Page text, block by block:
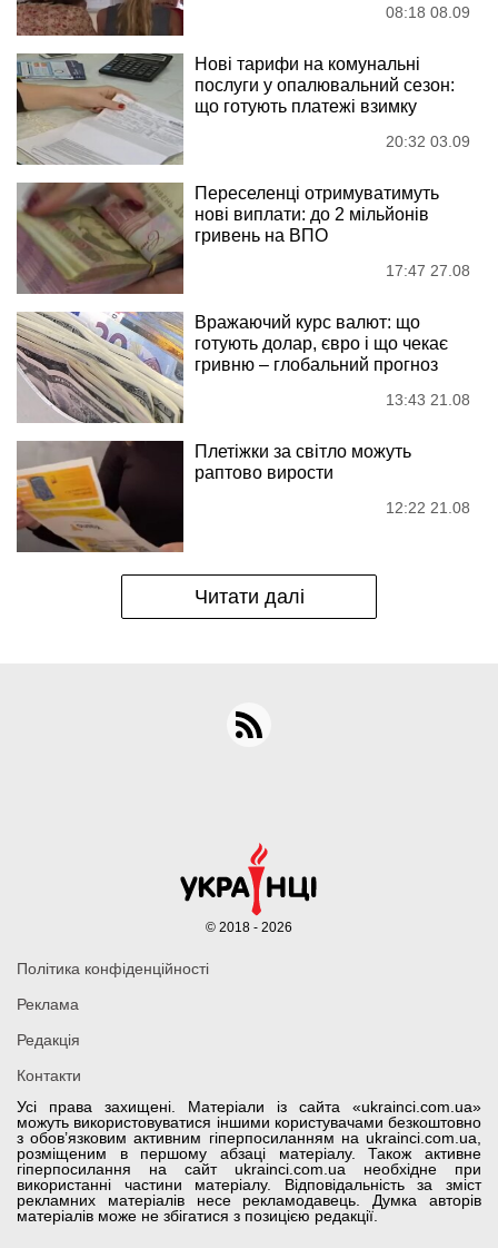
08:18 08.09
Нові тарифи на комунальні
послуги у опалювальний сезон:
що готують платежі взимку
20:32 03.09
Переселенці отримуватимуть
нові виплати: до 2 мільйонів
гривень на ВПО
17:47 27.08
Вражаючий курс валют: що
готують долар, євро і що чекає
гривню – глобальний прогноз
13:43 21.08
Плетіжки за світло можуть
раптово вирости
12:22 21.08
Читати далі
Усі права захищені. Матеріали із сайта «ukrainci.com.ua»
можуть використовуватися іншими користувачами безкоштовно
з обов’язковим активним гіперпосиланням на ukrainci.com.ua,
розміщеним в першому абзаці матеріалу. Також активне
гіперпосилання на сайт ukrainci.com.ua необхідне при
використанні частини матеріалу. Відповідальність за зміст
рекламних матеріалів несе рекламодавець. Думка авторів
матеріалів може не збігатися з позицією редакції.
Політика конфіденційності
Реклама
Редакція
Контакти
© 2018 - 2026